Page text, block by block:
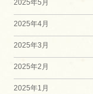
2025年5月
2025年4月
2025年3月
2025年2月
2025年1月